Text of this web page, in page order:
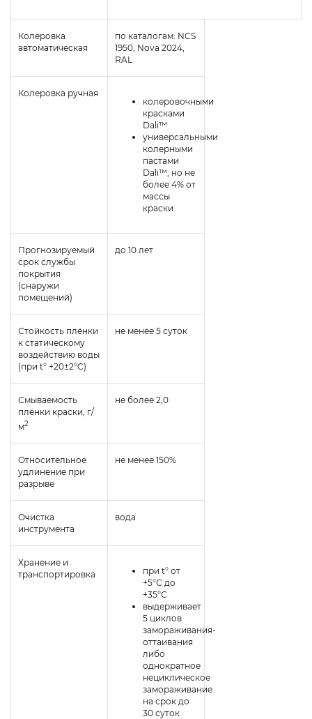
Колеровка
автоматическая
по каталогам: NCS
1950, Nova 2024,
RAL
Колеровка ручная
колеровочными
красками
Dali™
универсальными
колерными
пастами
Dali™, но не
более 4% от
массы
краски
Прогнозируемый
cрок службы
покрытия
(снаружи
помещений)
до 10 лет
Стойкость плёнки
к статическому
воздействию воды
(при t° +20±2°C)
не менее 5 суток
Смываемость
плёнки краски, г/
м2
не более 2,0
Относительное
удлинение при
разрыве
не менее 150%
Очистка
инструмента
вода
Хранение и
транспортировка
при t° от
+5°С до
+35°С
выдерживает
5 циклов
замораживания-
оттаивания
либо
однократное
нециклическое
замораживание
на срок до
30 суток